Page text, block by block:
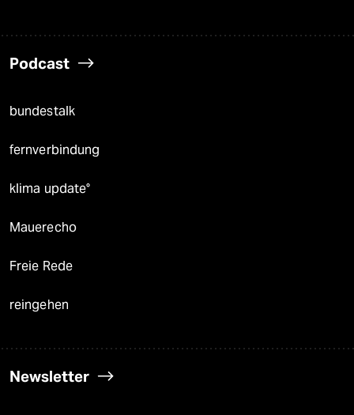
Podcast
bundestalk
fernverbindung
klima update°
Mauerecho
Freie Rede
reingehen
Newsletter